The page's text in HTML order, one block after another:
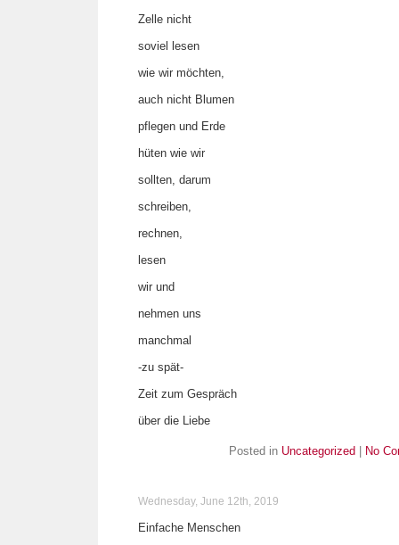
Zelle nicht
soviel lesen
wie wir möchten,
auch nicht Blumen
pflegen und Erde
hüten wie wir
sollten, darum
schreiben,
rechnen,
lesen
wir und
nehmen uns
manchmal
-zu spät-
Zeit zum Gespräch
über die Liebe
Posted in Uncategorized No
Wednesday, June 12th, 2019
Einfache Menschen